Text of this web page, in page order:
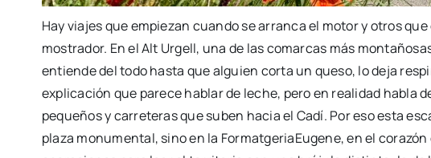
Hay viajes que empiezan cuando se arranca el motor y otros
mostrador. En el Alt Urgell, una de las comarcas más
entiende del todo hasta que alguien corta un queso, lo deja
explicación que parece hablar de leche, pero en realidad habla
pequeños y carreteras que suben hacia el Cadí. Por eso esta
plaza monumental, sino en la FormatgeriaEugene, en el